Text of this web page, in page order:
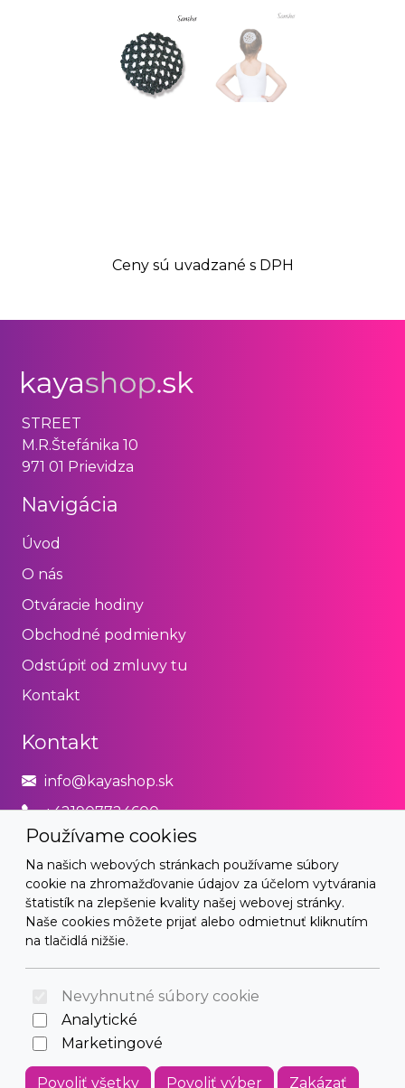
Ceny sú uvadzané s DPH
Používame cookies
Na našich webových stránkach používame súbory
cookie na zhromažďovanie údajov za účelom vytvárania
štatistík na zlepšenie kvality našej webovej stránky.
Naše cookies môžete prijať alebo odmietnuť kliknutím
na tlačidlá nižšie.
Nevyhnutné súbory cookie
Analytické
Marketingové
Povoliť všetky Povoliť výber Zakázať
STREET
M.R.Štefánika 10
971 01 Prievidza
Navigácia
Úvod
O nás
Otváracie hodiny
Obchodné podmienky
Odstúpiť od zmluvy tu
Kontakt
Kontakt
info@kayashop.sk
+421907724600
Právne
Obchodné podmienky
Zásady používania cookies
© 2026 Arrabella s.r.o., mayabella s.r.o., Všetky práva
vyhradené.
Hosting: - Web: